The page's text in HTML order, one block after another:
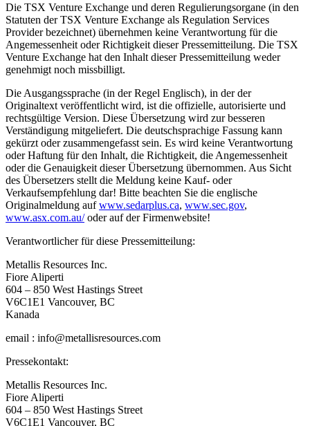
Die TSX Venture Exchange und deren Regulierungsorgane (in den
Statuten der TSX Venture Exchange als Regulation Services
Provider bezeichnet) übernehmen keine Verantwortung für die
Angemessenheit oder Richtigkeit dieser Pressemitteilung. Die TSX
Venture Exchange hat den Inhalt dieser Pressemitteilung weder
genehmigt noch missbilligt.
Die Ausgangssprache (in der Regel Englisch), in der der
Originaltext veröffentlicht wird, ist die offizielle, autorisierte und
rechtsgültige Version. Diese Übersetzung wird zur besseren
Verständigung mitgeliefert. Die deutschsprachige Fassung kann
gekürzt oder zusammengefasst sein. Es wird keine Verantwortung
oder Haftung für den Inhalt, die Richtigkeit, die Angemessenheit
oder die Genauigkeit dieser Übersetzung übernommen. Aus Sicht
des Übersetzers stellt die Meldung keine Kauf- oder
Verkaufsempfehlung dar! Bitte beachten Sie die englische
Originalmeldung aufwww.sedarplus.ca, www.sec.gov,
www.asx.com.au/oder auf der Firmenwebsite!
Verantwortlicher für diese Pressemitteilung:
Metallis Resources Inc.
Fiore Aliperti
604 – 850 West Hastings Street
V6C1E1 Vancouver, BC
Kanada
email : info@metallisresources.com
Pressekontakt:
Metallis Resources Inc.
Fiore Aliperti
604 – 850 West Hastings Street
V6C1E1 Vancouver, BC